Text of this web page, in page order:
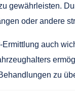
gewährleisten.
oder andere
auch
zu